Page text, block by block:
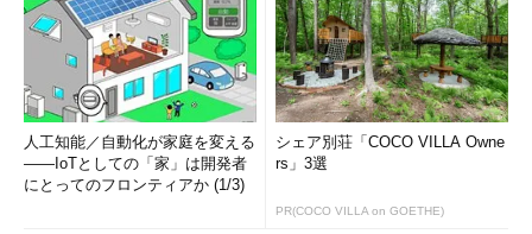
人工知能／自動化が家庭を変える
――IoTとしての「家」は開発者
にとってのフロンティアか (1/3)
シェア別荘「COCO VILLA Owne
rs」3選
PR(COCO VILLA on GOETHE)